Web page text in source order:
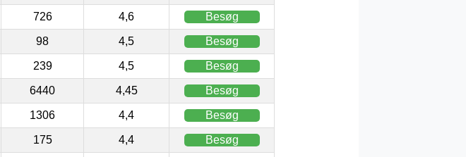
726 4,6 Besøg
98 4,5 Besøg
239 4,5 Besøg
6440 4,45 Besøg
1306 4,4 Besøg
175 4,4 Besøg